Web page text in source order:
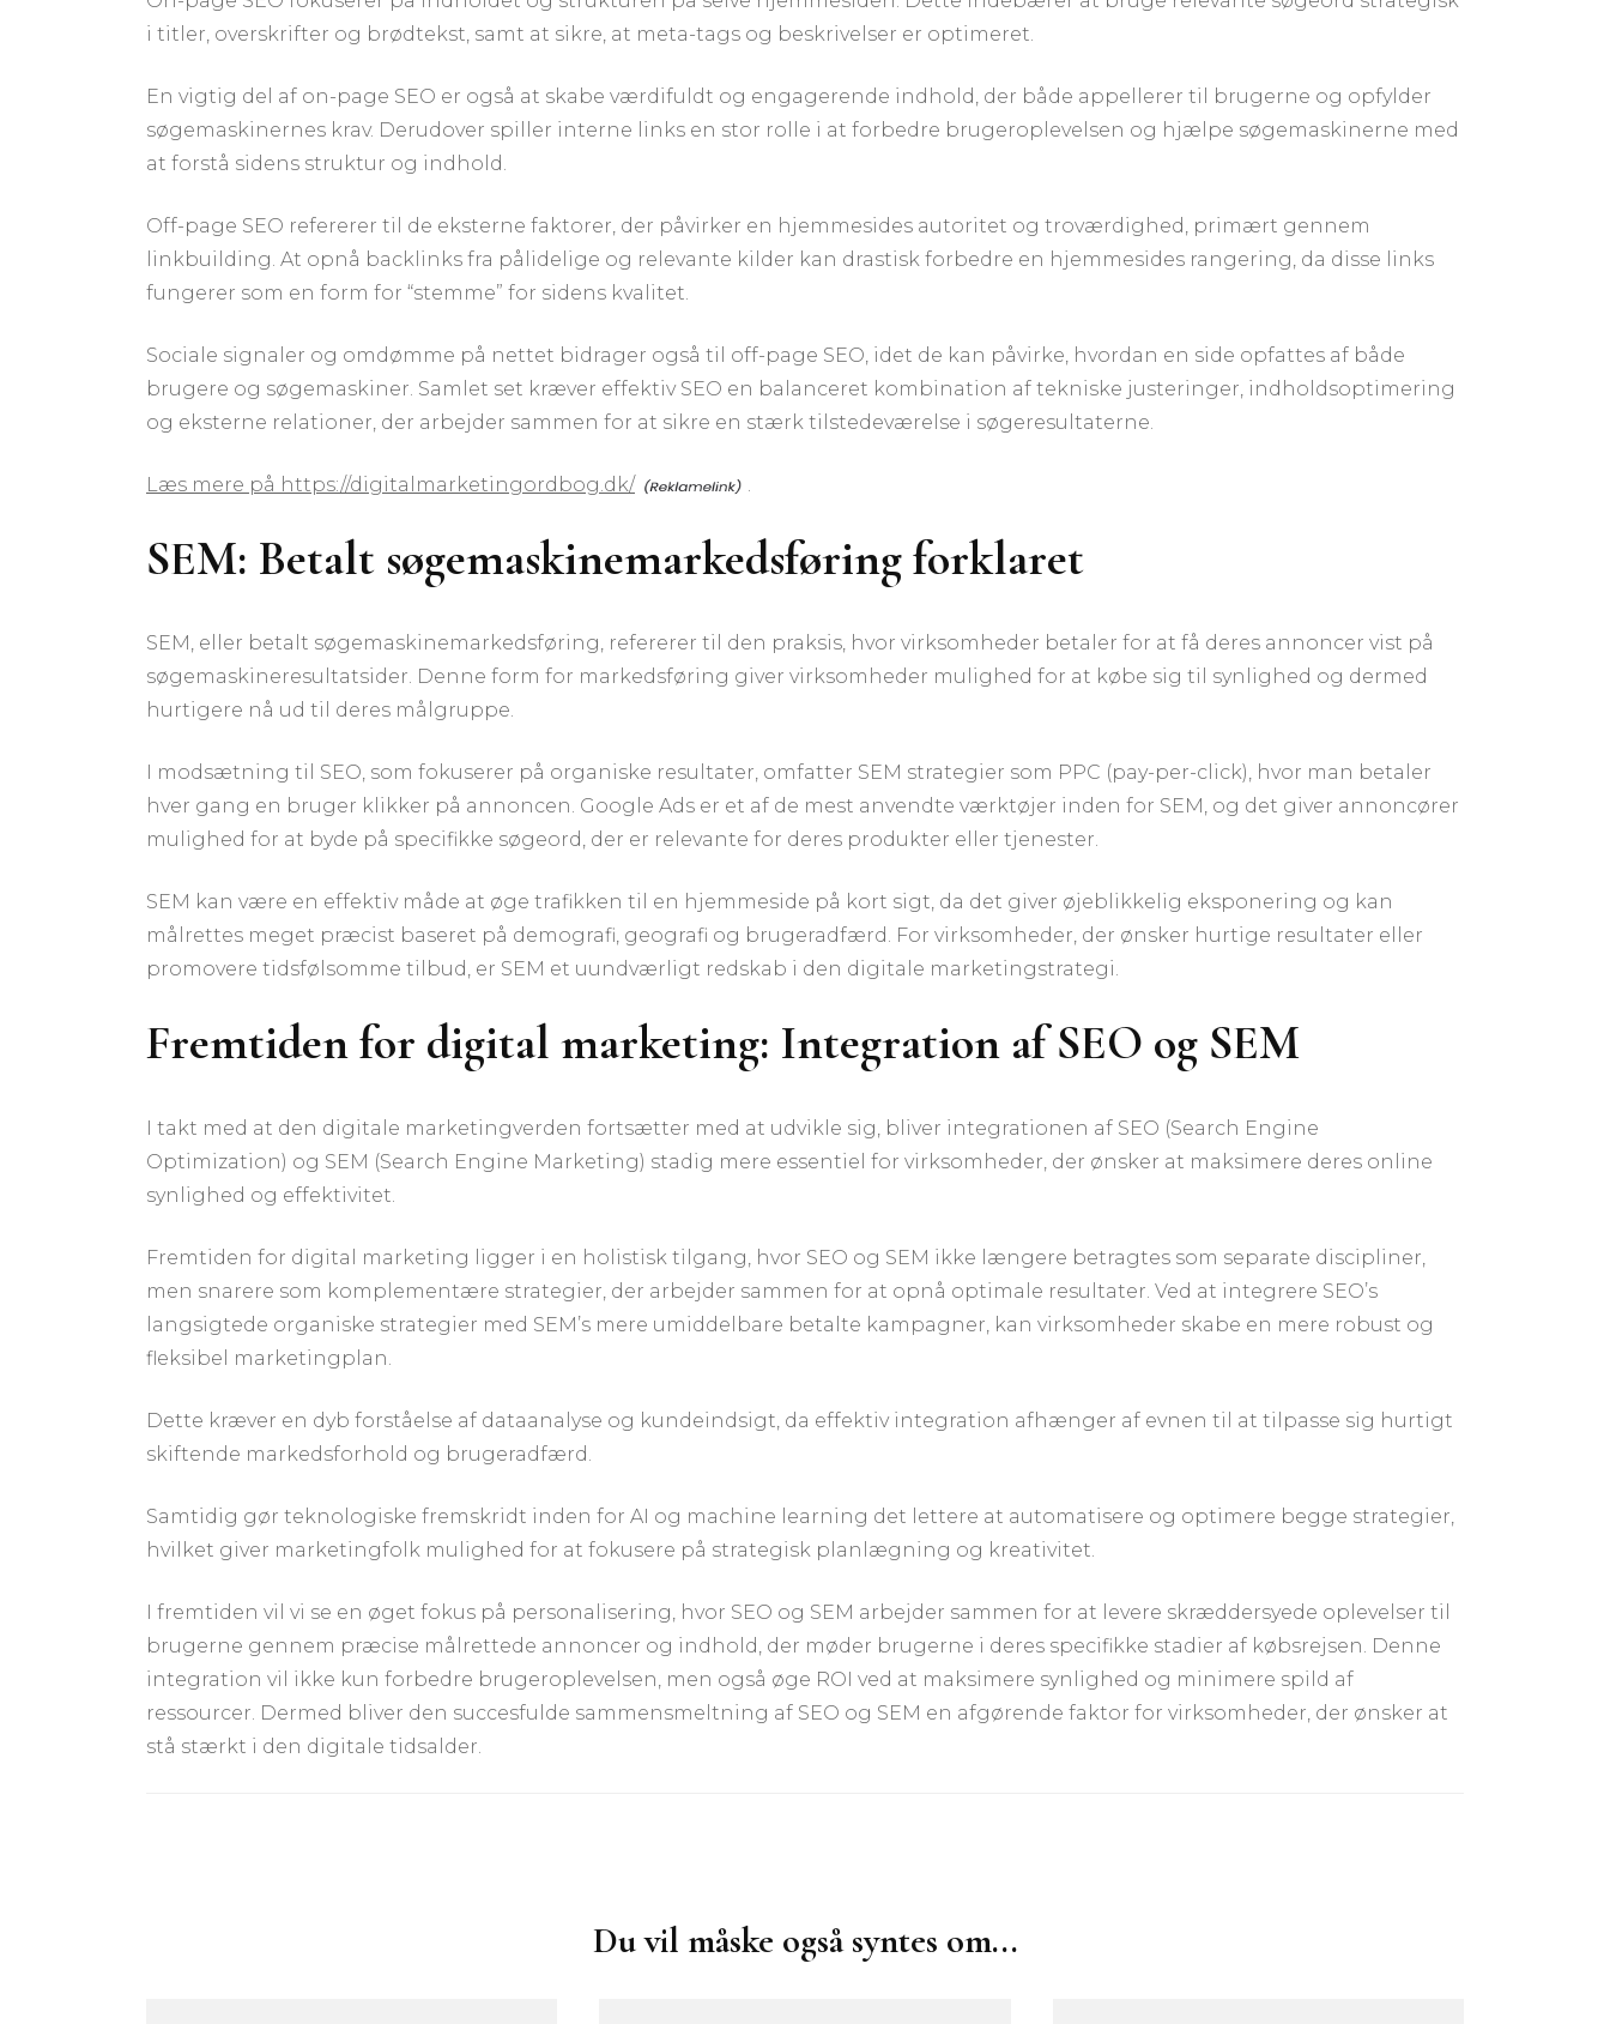
i titler, overskrifter og brødtekst, samt at sikre, at meta-tags og beskrivelser er optimeret.
En vigtig del af on-page SEO er også at skabe værdifuldt og engagerende indhold, der både appellerer til brugerne og opfylder
søgemaskinernes krav. Derudover spiller interne links en stor rolle i at forbedre brugeroplevelsen og hjælpe søgemaskinerne med
at forstå sidens struktur og indhold.
Off-page SEO refererer til de eksterne faktorer, der påvirker en hjemmesides autoritet og troværdighed, primært gennem
linkbuilding. At opnå backlinks fra pålidelige og relevante kilder kan drastisk forbedre en hjemmesides rangering, da disse links
fungerer som en form for “stemme” for sidens kvalitet.
Sociale signaler og omdømme på nettet bidrager også til off-page SEO, idet de kan påvirke, hvordan en side opfattes af både
brugere og søgemaskiner. Samlet set kræver effektiv SEO en balanceret kombination af tekniske justeringer, indholdsoptimering
og eksterne relationer, der arbejder sammen for at sikre en stærk tilstedeværelse i søgeresultaterne.
Læs mere på https://digitalmarketingordbog.dk/ .
SEM: Betalt søgemaskinemarkedsføring forklaret
SEM, eller betalt søgemaskinemarkedsføring, refererer til den praksis, hvor virksomheder betaler for at få deres annoncer vist på
søgemaskineresultatsider. Denne form for markedsføring giver virksomheder mulighed for at købe sig til synlighed og dermed
hurtigere nå ud til deres målgruppe.
I modsætning til SEO, som fokuserer på organiske resultater, omfatter SEM strategier som PPC (pay-per-click), hvor man betaler
hver gang en bruger klikker på annoncen. Google Ads er et af de mest anvendte værktøjer inden for SEM, og det giver annoncører
mulighed for at byde på specifikke søgeord, der er relevante for deres produkter eller tjenester.
SEM kan være en effektiv måde at øge trafikken til en hjemmeside på kort sigt, da det giver øjeblikkelig eksponering og kan
målrettes meget præcist baseret på demografi, geografi og brugeradfærd. For virksomheder, der ønsker hurtige resultater eller
promovere tidsfølsomme tilbud, er SEM et uundværligt redskab i den digitale marketingstrategi.
Fremtiden for digital marketing: Integration af SEO og SEM
I takt med at den digitale marketingverden fortsætter med at udvikle sig, bliver integrationen af SEO (Search Engine
Optimization) og SEM (Search Engine Marketing) stadig mere essentiel for virksomheder, der ønsker at maksimere deres online
synlighed og effektivitet.
Fremtiden for digital marketing ligger i en holistisk tilgang, hvor SEO og SEM ikke længere betragtes som separate discipliner,
men snarere som komplementære strategier, der arbejder sammen for at opnå optimale resultater. Ved at integrere SEO’s
langsigtede organiske strategier med SEM’s mere umiddelbare betalte kampagner, kan virksomheder skabe en mere robust og
fleksibel marketingplan.
Dette kræver en dyb forståelse af dataanalyse og kundeindsigt, da effektiv integration afhænger af evnen til at tilpasse sig hurtigt
skiftende markedsforhold og brugeradfærd.
Samtidig gør teknologiske fremskridt inden for AI og machine learning det lettere at automatisere og optimere begge strategier,
hvilket giver marketingfolk mulighed for at fokusere på strategisk planlægning og kreativitet.
I fremtiden vil vi se en øget fokus på personalisering, hvor SEO og SEM arbejder sammen for at levere skræddersyede oplevelser til
brugerne gennem præcise målrettede annoncer og indhold, der møder brugerne i deres specifikke stadier af købsrejsen. Denne
integration vil ikke kun forbedre brugeroplevelsen, men også øge ROI ved at maksimere synlighed og minimere spild af
ressourcer. Dermed bliver den succesfulde sammensmeltning af SEO og SEM en afgørende faktor for virksomheder, der ønsker at
stå stærkt i den digitale tidsalder.
Du vil måske også syntes om...